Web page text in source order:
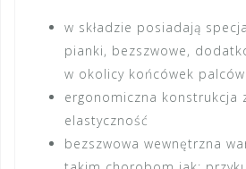
w składzie posiadają
pianki, bezszwowe,
w okolicy końcówek
ergonomiczna konstrukcja
elastyczność
bezszwowa wewnętrzna